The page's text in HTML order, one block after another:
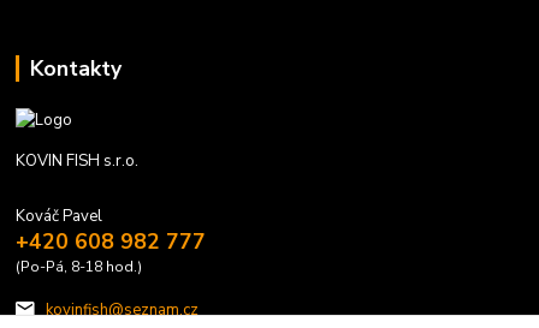
Kontakty
KOVIN FISH s.r.o.
Kováč Pavel
+420 608 982 777
(Po-Pá, 8-18 hod.)
kovinfish@seznam.cz